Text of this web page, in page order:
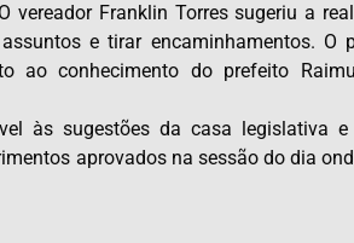
vereador Franklin Torres sugeriu a
e tirar encaminhamentos. O
ao conhecimento do prefeito
às sugestões da casa legislativa
aprovados na sessão do dia